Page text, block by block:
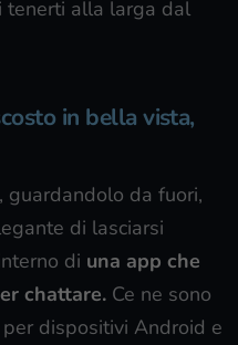
tenerti alla larga dal
in bella vista,
guardandolo da fuori,
di lasciarsi
di una app che
chattare. Ce ne sono
dispositivi Android e